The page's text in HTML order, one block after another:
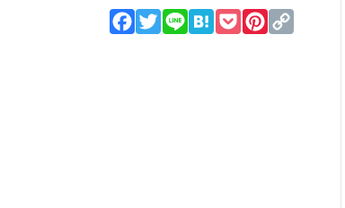
Facebook
Twitter
Line HatenaPocketPinterest